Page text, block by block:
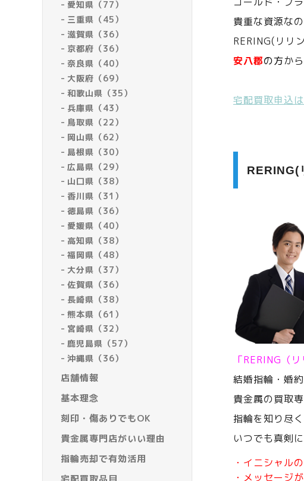
愛知県（77）
三重県（45）
滋賀県（36）
京都府（36）
奈良県（40）
大阪府（69）
和歌山県（35）
兵庫県（43）
鳥取県（22）
岡山県（62）
島根県（30）
広島県（29）
山口県（38）
香川県（31）
徳島県（36）
愛媛県（40）
高知県（38）
福岡県（48）
大分県（37）
佐賀県（36）
長崎県（38）
熊本県（61）
宮崎県（32）
鹿児島県（57）
沖縄県（36）
店舗情報
基本理念
刻印・傷ありでもOK
貴金属専門店がいい理由
指輪売却で有効活用
貴重な資源な
RERING(リリ
安八郡の方か
宅配買取申込
RERING(
「RERING（
結婚指輪・婚
貴金属の買取専
指輪を知り尽
いつでも真剣
・イニシャル
・メッセージ